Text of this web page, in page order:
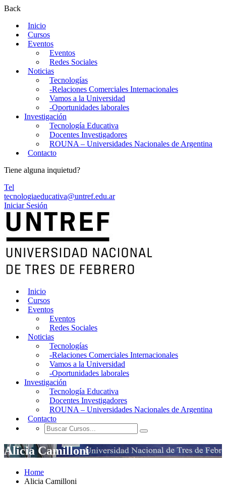
Back
Inicio
Cursos
Eventos
Eventos
Redes Sociales
Noticias
Tecnologías
-Relaciones Comerciales Internacionales
Vamos a la Universidad
-Oportunidades laborales
Investigación
Tecnología Educativa
Docentes Investigadores
ROUNA – Universidades Nacionales de Argentina
Contacto
Tiene alguna inquietud?
Tel
tecnologiaeducativa@untref.edu.ar
Iniciar Sesión
Inicio
Cursos
Eventos
Eventos
Redes Sociales
Noticias
Tecnologías
-Relaciones Comerciales Internacionales
Vamos a la Universidad
-Oportunidades laborales
Investigación
Tecnología Educativa
Docentes Investigadores
ROUNA – Universidades Nacionales de Argentina
Contacto
Alicia Camilloni
Home
Alicia Camilloni